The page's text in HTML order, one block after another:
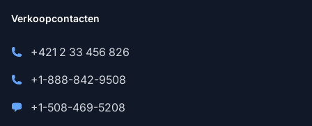
Verkoopcontacten
+421 2 33 456 826
+1-888-842-9508
+1-508-469-5208